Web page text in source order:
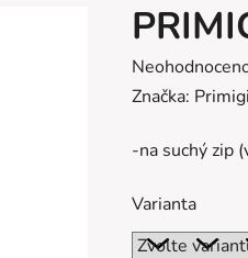
Průměrné
hodnocení
je
z
5
Značka: Primigi
-na suchý zip
Varianta